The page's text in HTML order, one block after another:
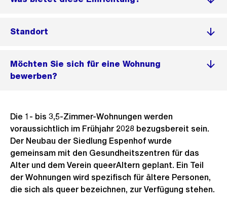
Standort
Möchten Sie sich für eine Wohnung
bewerben?
Die 1- bis 3,5-Zimmer-Wohnungen werden
voraussichtlich im Frühjahr 2028 bezugsbereit sein.
Der Neubau der Siedlung Espenhof wurde
gemeinsam mit den Gesundheitszentren für das
Alter und dem Verein queerAltern geplant. Ein Teil
der Wohnungen wird spezifisch für ältere Personen,
die sich als queer bezeichnen, zur Verfügung stehen.